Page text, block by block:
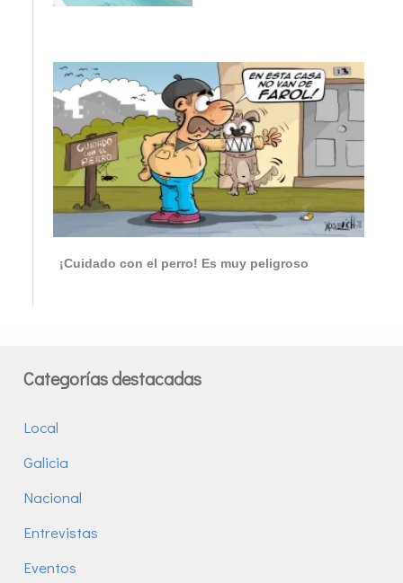
¡Cuidado con el perro! Es muy peligroso
Categorías destacadas
Local
Galicia
Nacional
Entrevistas
Eventos